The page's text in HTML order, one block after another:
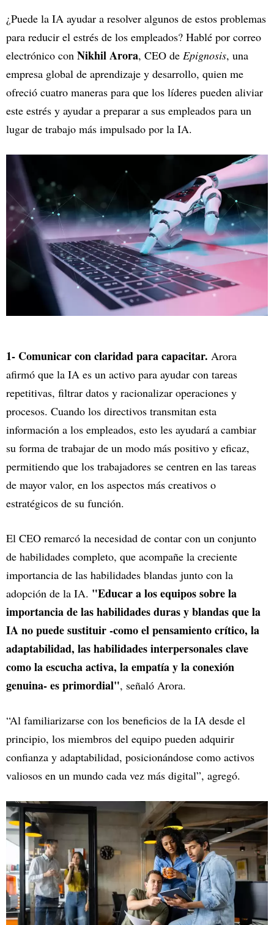
¿Puede la IA ayudar a resolver algunos de estos problemas
para reducir el estrés de los empleados? Hablé por correo
electrónico con Nikhil Arora, CEO de Epignosis, una
empresa global de aprendizaje y desarrollo, quien me
ofreció cuatro maneras para que los líderes pueden aliviar
este estrés y ayudar a preparar a sus empleados para un
lugar de trabajo más impulsado por la IA.
1- Comunicar con claridad para capacitar. Arora
afirmó que la IA es un activo para ayudar con tareas
repetitivas, filtrar datos y racionalizar operaciones y
procesos. Cuando los directivos transmitan esta
información a los empleados, esto les ayudará a cambiar
su forma de trabajar de un modo más positivo y eficaz,
permitiendo que los trabajadores se centren en las tareas
de mayor valor, en los aspectos más creativos o
estratégicos de su función.
El CEO remarcó la necesidad de contar con un conjunto
de habilidades completo, que acompañe la creciente
importancia de las habilidades blandas junto con la
adopción de la IA. "Educar a los equipos sobre la
importancia de las habilidades duras y blandas que la
IA no puede sustituir -como el pensamiento crítico, la
adaptabilidad, las habilidades interpersonales clave
como la escucha activa, la empatía y la conexión
genuina- es primordial", señaló Arora.
“Al familiarizarse con los beneficios de la IA desde el
principio, los miembros del equipo pueden adquirir
confianza y adaptabilidad, posicionándose como activos
valiosos en un mundo cada vez más digital”, agregó.